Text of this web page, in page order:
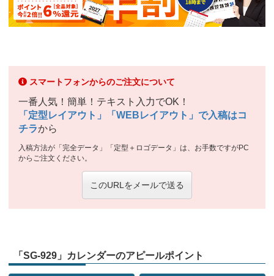
スマートフォンからのご注文について
一番人気！簡単！テキスト入力でOK！
「定型レイアウト」「WEBレイアウト」で入稿はコ
チラから
入稿方法が「完全データ」「定型＋ロゴデータ」は、お手数ですがPC
からご注文ください。
このURLをメールで送る
「SG-929」カレンダーのアピールポイント